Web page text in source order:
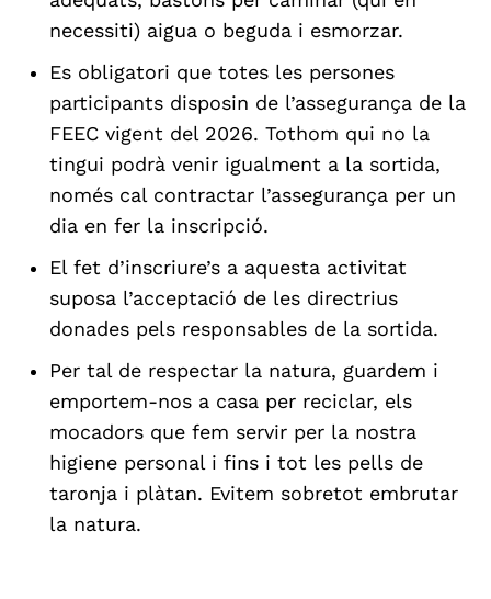
necessiti) aigua o beguda i esmorzar.
Es obligatori que totes les persones
participants disposin de l’assegurança de la
FEEC vigent del 2026. Tothom qui no la
tingui podrà venir igualment a la sortida,
només cal contractar l’assegurança per un
dia en fer la inscripció.
El fet d’inscriure’s a aquesta activitat
suposa l’acceptació de les directrius
donades pels responsables de la sortida.
Per tal de respectar la natura, guardem i
emportem-nos a casa per reciclar, els
mocadors que fem servir per la nostra
higiene personal i fins i tot les pells de
taronja i plàtan. Evitem sobretot embrutar
la natura.